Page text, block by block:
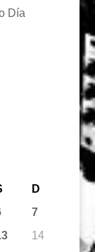
Día
D
7
14